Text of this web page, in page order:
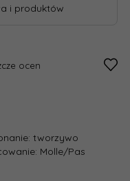
i produktów
ocen
tworzywo
Molle/Pas